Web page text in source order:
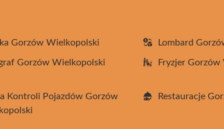
Gorzów Wielkopolski Lombard
Gorzów Wielkopolski Fryzjer Gorzów
Kontroli Pojazdów Gorzów
Restauracje